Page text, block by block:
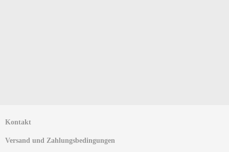
Kontakt
Versand und Zahlungsbedingungen